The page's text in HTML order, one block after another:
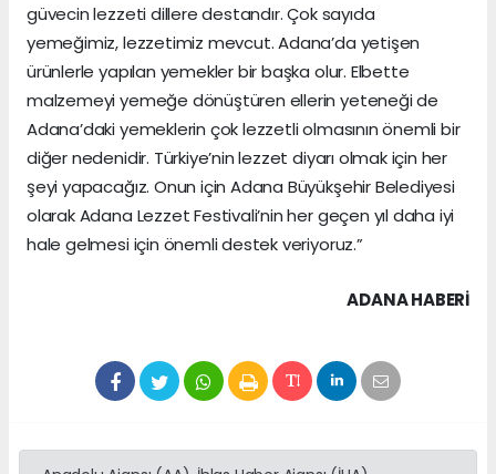
güvecin lezzeti dillere destandır. Çok sayıda
yemeğimiz, lezzetimiz mevcut. Adana’da yetişen
ürünlerle yapılan yemekler bir başka olur. Elbette
malzemeyi yemeğe dönüştüren ellerin yeteneği de
Adana’daki yemeklerin çok lezzetli olmasının önemli bir
diğer nedenidir. Türkiye’nin lezzet diyarı olmak için her
şeyi yapacağız. Onun için Adana Büyükşehir Belediyesi
olarak Adana Lezzet Festivali’nin her geçen yıl daha iyi
hale gelmesi için önemli destek veriyoruz.”
ADANA HABERİ